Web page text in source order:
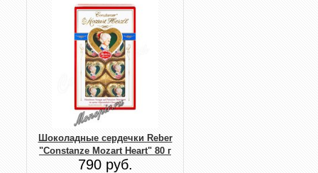
Шоколадные сердечки Reber
"Constanze Mozart Heart" 80 г
790 руб.